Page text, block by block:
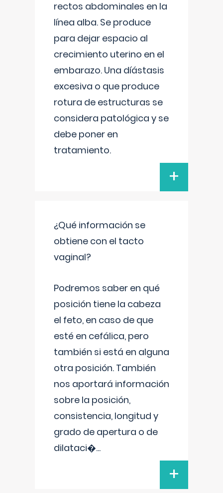
rectos abdominales en la
línea alba. Se produce
para dejar espacio al
crecimiento uterino en el
embarazo. Una díástasis
excesiva o que produce
rotura de estructuras se
considera patológica y se
debe poner en
tratamiento.
+
¿Qué información se
obtiene con el tacto
vaginal?
Podremos saber en qué
posición tiene la cabeza
el feto, en caso de que
esté en cefálica, pero
también si está en alguna
otra posición. También
nos aportará información
sobre la posición,
consistencia, longitud y
grado de apertura o de
dilataci�...
+